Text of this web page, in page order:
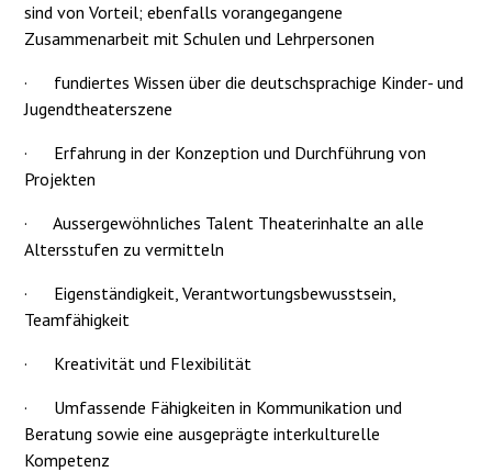
sind von Vorteil; ebenfalls vorangegangene
Zusammenarbeit mit Schulen und Lehrpersonen
· fundiertes Wissen über die deutschsprachige Kinder- und
Jugendtheaterszene
· Erfahrung in der Konzeption und Durchführung von
Projekten
·Aussergewöhnliches Talent Theaterinhalte an alle
Altersstufen zu vermitteln
· Eigenständigkeit, Verantwortungsbewusstsein,
Teamfähigkeit
· Kreativität und Flexibilität
· Umfassende Fähigkeiten in Kommunikation und
Beratung sowie eine ausgeprägte interkulturelle
Kompetenz